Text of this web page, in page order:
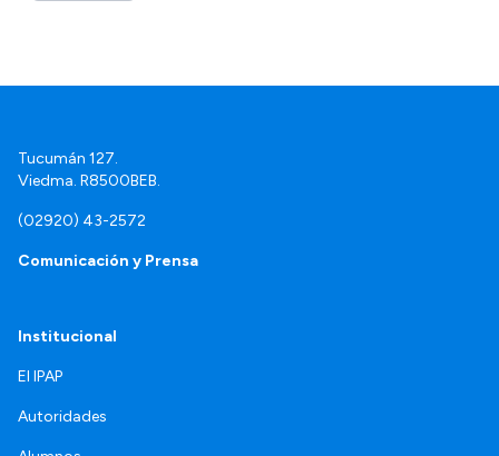
Tucumán 127.
Viedma. R8500BEB.
(02920) 43-2572
Comunicación y Prensa
Institucional
El IPAP
Autoridades